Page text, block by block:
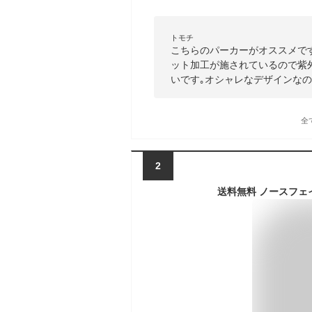
トモチ
こちらのパーカーがオススメ
ット加工が施されているので
いです｡オシャレなデザインな
全
2